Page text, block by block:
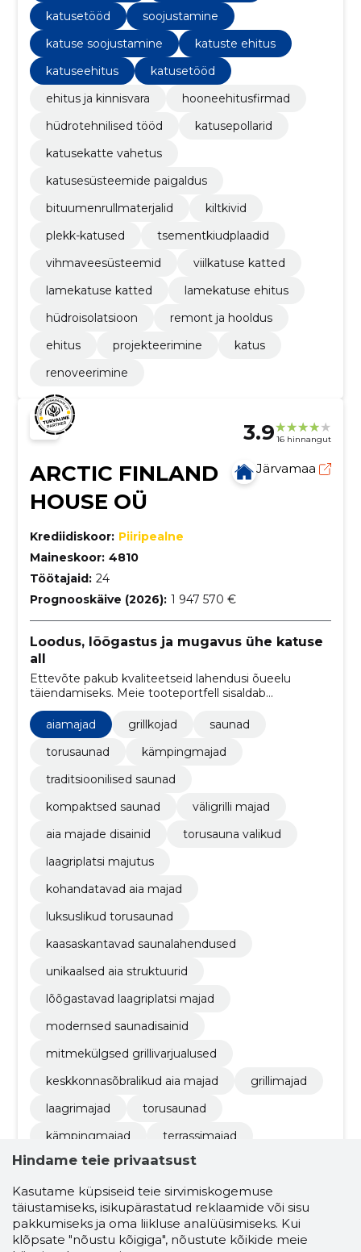
katusetööd
soojustamine
katuse soojustamine
katuste ehitus
katuseehitus
katusetööd
ehitus ja kinnisvara
hooneehitusfirmad
hüdrotehnilised tööd
katusepollarid
katusekatte vahetus
katusesüsteemide paigaldus
bituumenrullmaterjalid
kiltkivid
plekk-katused
tsementkiudplaadid
vihmaveesüsteemid
viilkatuse katted
lamekatuse katted
lamekatuse ehitus
hüdroisolatsioon
remont ja hooldus
ehitus
projekteerimine
katus
renoveerimine
3.9 16 hinnangut
ARCTIC FINLAND
HOUSE OÜ
Järvamaa
Krediidiskoor: Piiripealne
Maineskoor: 4810
Töötajaid: 24
Prognooskäive (2026): 1 947 570 €
Loodus, lõõgastus ja mugavus ühe katuse
all
Ettevõte pakub kvaliteetseid lahendusi õueelu
täiendamiseks. Meie tooteportfell sisaldab
grillkodasid, aiamaju, saunu, torusaunu ning
kämpingmaju, mis on loodud pakkuma mugavust,
stiili ja lõõgastust.
aiamajad grillkojad
saunad
torusaunad
kämpingmajad
traditsioonilised saunad
kompaktsed saunad
väligrilli majad
aia majade disainid
torusauna valikud
laagriplatsi majutus
kohandatavad aia majad
luksuslikud torusaunad
kaasaskantavad saunalahendused
unikaalsed aia struktuurid
lõõgastavad laagriplatsi majad
modernsed saunadisainid
mitmekülgsed grillivarjualused
keskkonnasõbralikud aia majad
grillimajad
laagrimajad
torusaunad
kämpingmajad
terrassimajad
keskkonnasõbralikud valikud
kohandatud disainid
aiamööbli valik
traditsioonilised grillkojad
moodulgrillkojad
erilised grillkojad (valikus erinevad lahendused)
Hindame teie privaatsust
Kasutame küpsiseid teie sirvimiskogemuse
täiustamiseks, isikupärastatud reklaamide või sisu
pakkumiseks ja oma liikluse analüüsimiseks. Kui
klõpsate "nõustu kõigiga", nõustute kõikide meie